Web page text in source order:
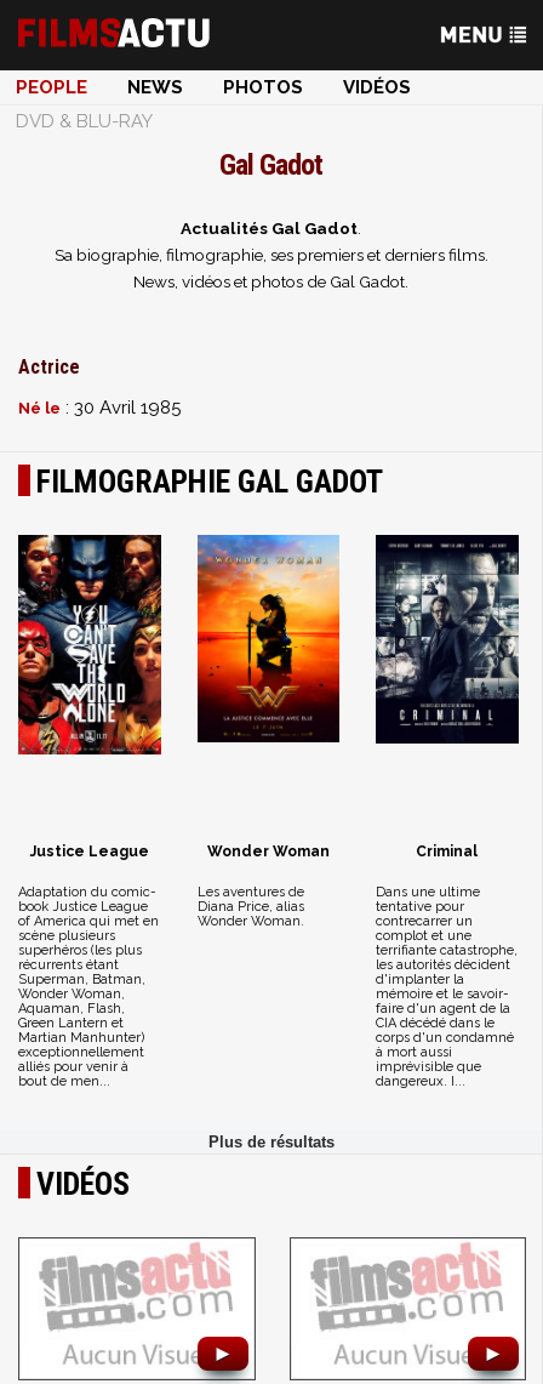
PEOPLE NEWS PHOTOS
VIDÉOS
DVD & BLU-RAY
Gal Gadot
Actualités Gal Gadot
Sa biographie, filmographie, ses premiers et derniers films.
News, vidéos et photos de Gal Gadot.
Actrice
Né le : 30 Avril 1985
FILMOGRAPHIE GAL GADOT
Justice League
Adaptation du comic-
book Justice League
of America qui met en
scène plusieurs
superhéros (les plus
récurrents étant
Superman, Batman,
Wonder Woman,
Aquaman, Flash,
Green Lantern et
Martian Manhunter)
exceptionnellement
alliés pour venir à
bout de men...
Wonder Woman
Les aventures de
Diana Price, alias
Wonder Woman.
Criminal
Dans une ultime
tentative pour
contrecarrer un
complot et une
terrifiante catastrophe,
les autorités décident
d'implanter la
mémoire et le savoir-
faire d'un agent de la
CIA décédé dans le
corps d'un condamné
à mort aussi
imprévisible que
dangereux. I...
VIDÉOS
► ►